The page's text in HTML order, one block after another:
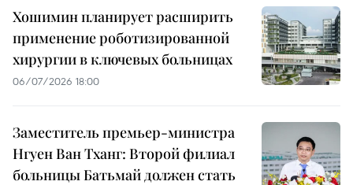
Хошимин планирует расширить
применение роботизированной
хирургии в ключевых больницах
06/07/2026 18:00
Заместитель премьер-министра
Нгуен Ван Тханг: Второй филиал
больницы Батьмай должен стать